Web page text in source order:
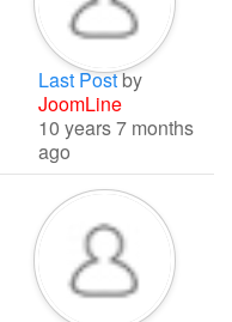
Last Postby
JoomLine
10 years 7 months
ago